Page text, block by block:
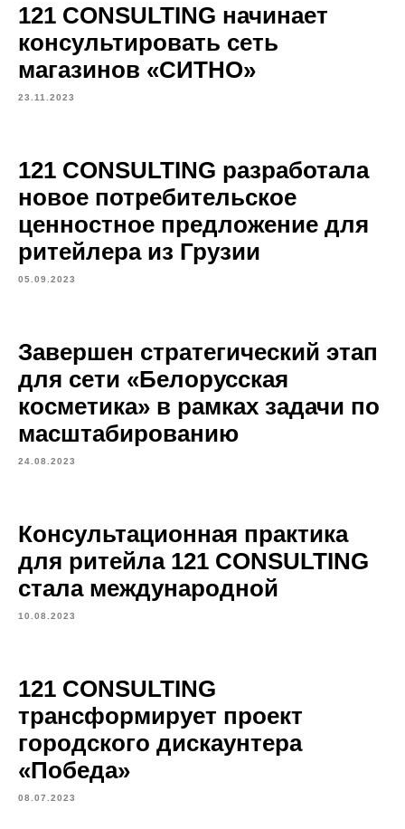
121 CONSULTING начинает
консультировать сеть
магазинов «СИТНО»
23.11.2023
121 CONSULTING разработала
новое потребительское
ценностное предложение для
ритейлера из Грузии
05.09.2023
Завершен стратегический этап
для сети «Белорусская
косметика» в рамках задачи по
масштабированию
24.08.2023
Консультационная практика
для ритейла 121 CONSULTING
стала международной
10.08.2023
121 CONSULTING
трансформирует проект
городского дискаунтера
«Победа»
08.07.2023